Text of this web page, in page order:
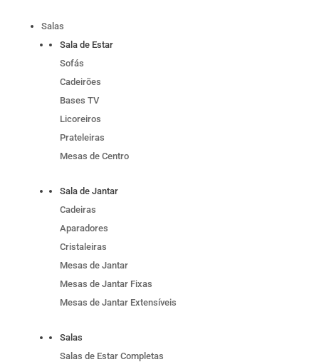
Salas
Sala de Estar
Sofás
Cadeirões
Bases TV
Licoreiros
Prateleiras
Mesas de Centro
Sala de Jantar
Cadeiras
Aparadores
Cristaleiras
Mesas de Jantar
Mesas de Jantar Fixas
Mesas de Jantar Extensíveis
Salas
Salas de Estar Completas